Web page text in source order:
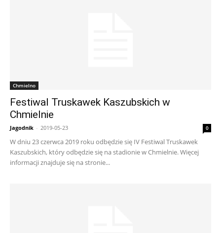
Chmielno
Festiwal Truskawek Kaszubskich w
Chmielnie
Jagodnik - 2019-05-23 0
W dniu 23 czerwca 2019 roku odbędzie się IV Festiwal Truskawek
Kaszubskich, który odbędzie się na stadionie w Chmielnie. Więcej
informacji znajduje się na stronie...